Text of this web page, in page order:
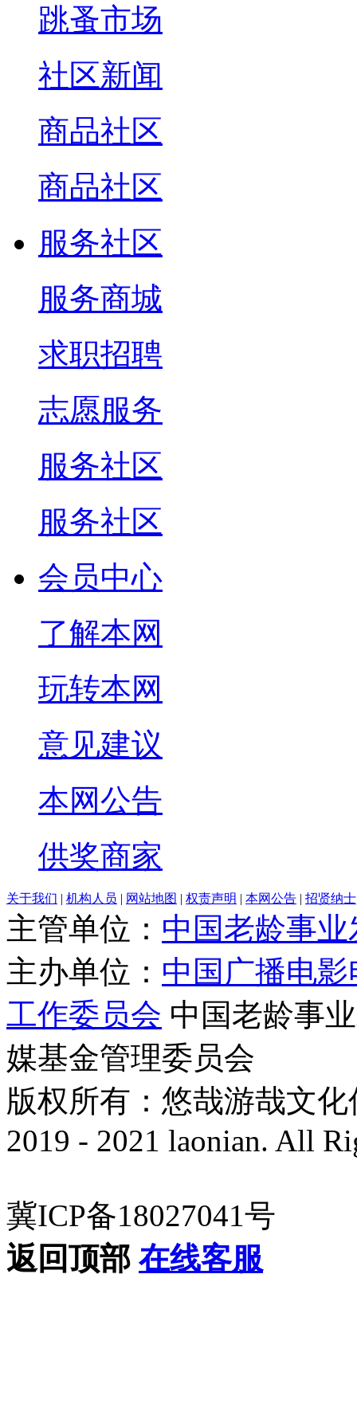
跳蚤市场
社区新闻
商品社区
商品社区
服务社区
服务商城
求职招聘
志愿服务
服务社区
服务社区
会员中心
了解本网
玩转本网
意见建议
本网公告
供奖商家
关于我们 | 机构人员 | 网站地图 | 权责声明 | 本网公告 | 招贤纳士
主管单位： 中国老龄事
主办单位： 中国广播电
工作委员会 中国老龄事
媒基金管理委员会
版权所有：悠哉游哉文
2019 - 2021 laonian. All
冀ICP备18027041号
返回顶部 在线客服